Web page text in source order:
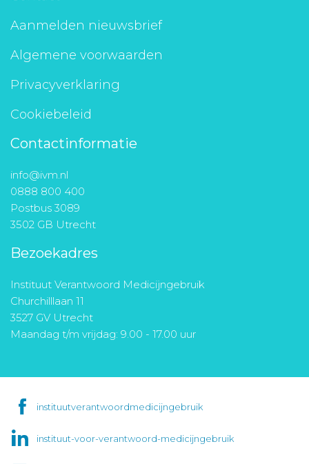
Aanmelden nieuwsbrief
Algemene voorwaarden
Privacyverklaring
Cookiebeleid
Contactinformatie
info@ivm.nl
0888 800 400
Postbus 3089
3502 GB Utrecht
Bezoekadres
Instituut Verantwoord Medicijngebruik
Churchilllaan 11
3527 GV Utrecht
Maandag t/m vrijdag: 9.00 - 17.00 uur
instituutverantwoordmedicijngebruik
instituut-voor-verantwoord-medicijngebruik